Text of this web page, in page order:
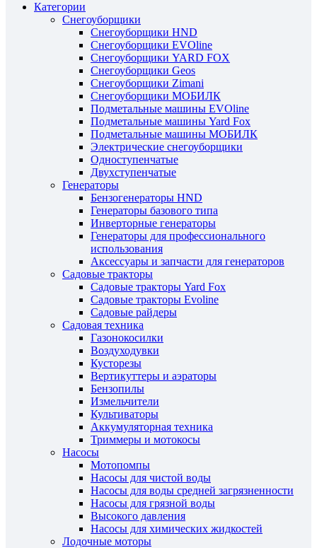
Категории
Снегоуборщики
Снегоуборщики HND
Снегоуборщики EVOline
Снегоуборщики YARD FOX
Снегоуборщики Geos
Снегоуборщики Zimani
Снегоуборщики МОБИЛК
Подметальные машины EVOline
Подметальные машины Yard Fox
Подметальные машины МОБИЛК
Электрические снегоуборщики
Одноступенчатые
Двухступенчатые
Генераторы
Бензогенераторы HND
Генераторы базового типа
Инверторные генераторы
Генераторы для профессионального
использования
Аксессуары и запчасти для генераторов
Садовые тракторы
Садовые тракторы Yard Fox
Садовые тракторы Evoline
Садовые райдеры
Садовая техника
Газонокосилки
Воздуходувки
Кусторезы
Вертикуттеры и аэраторы
Бензопилы
Измельчители
Культиваторы
Аккумуляторная техника
Триммеры и мотокосы
Насосы
Мотопомпы
Насосы для чистой воды
Насосы для воды средней загрязненности
Насосы для грязной воды
Высокого давления
Насосы для химических жидкостей
Лодочные моторы